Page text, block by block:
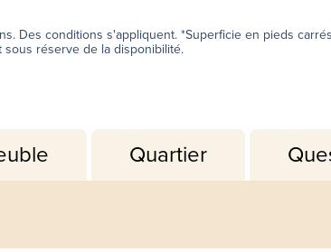
Des conditions s'appliquent. *Superficie en pieds
réserve de la disponibilité.
Quartier